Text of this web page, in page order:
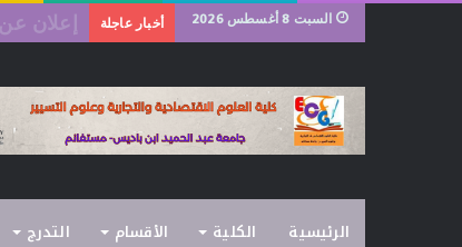
السبت 8 أغسطس 2026 أخبار عاجلة رزنامة
الرئيسية الكلية الأقسام التدرج